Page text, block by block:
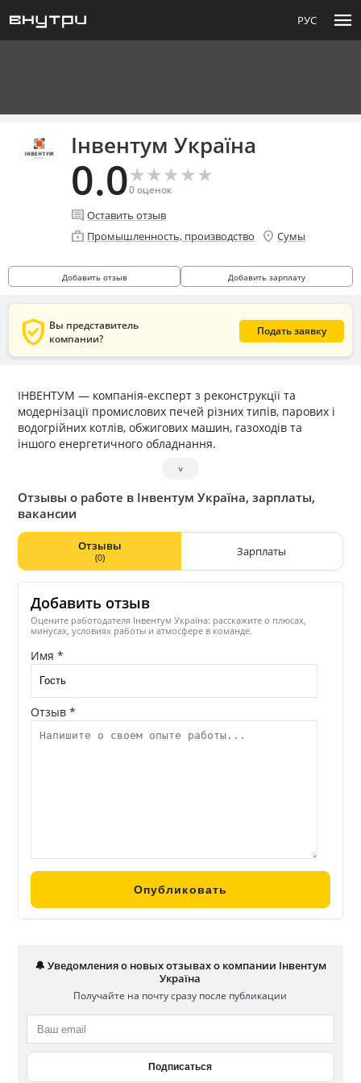
РУС menu
Інвентум Україна
0.0★
★★
★★
★★
★★
★
0оценок
comment Оставить отзыв
enterprise Промышленность, производство location_on Сумы
Добавить отзыв Добавить зарплату
verified_user Вы представитель
компании?
Подать заявку
ІНВЕНТУМ — компанія-експерт з реконструкції та
модернізації промислових печей різних типів, парових і
водогрійних котлів, обжигових машин, газоходів та
іншого енергетичного обладнання.
˅
Отзывы о работе в Інвентум Україна, зарплаты,
вакансии
Отзывы
(0) Зарплаты
Добавить отзыв
Оцените работодателя Інвентум Україна: расскажите о плюсах,
минусах, условиях работы и атмосфере в команде.
Имя *
Отзыв *
🔔 Уведомления о новых отзывах о компании Інвентум
Україна
Получайте на почту сразу после публикации